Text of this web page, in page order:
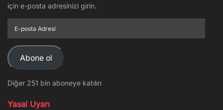
için e-posta adresinizi girin.
posta
Adresi
Abone ol
Diğer 251 bin aboneye katılın
Yasal Uyarı